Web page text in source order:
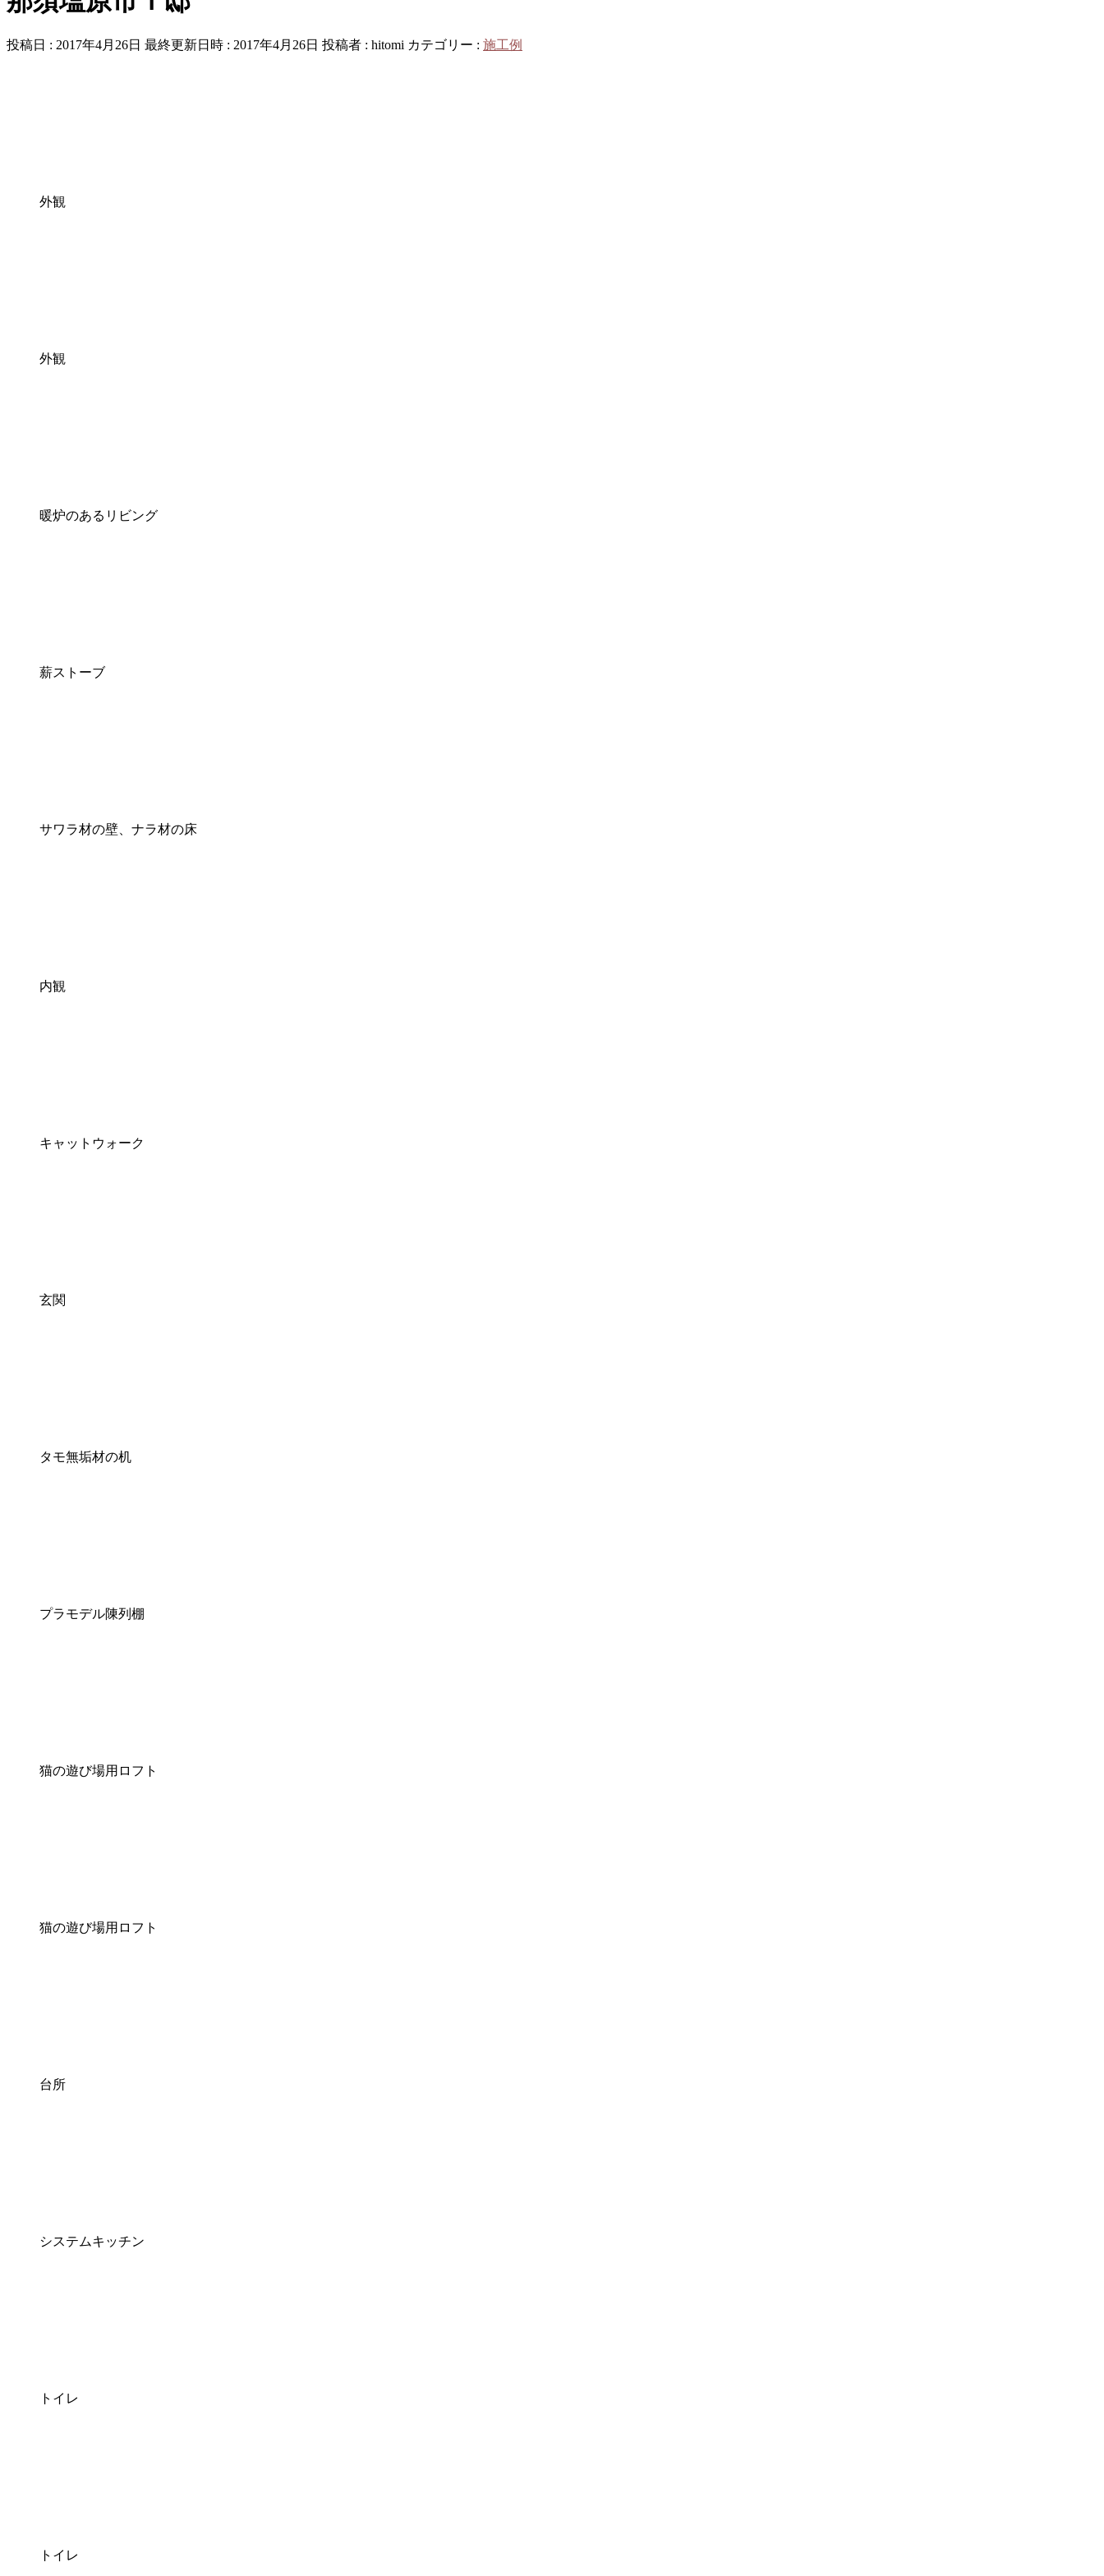
投稿日 : 2017年4月26日 最終更新日時 : 2017年4月26日 投稿者 : hitomi カテゴリー : 施工例
外観
外観
暖炉のあるリビング
薪ストーブ
サワラ材の壁、ナラ材の床
内観
キャットウォーク
玄関
タモ無垢材の机
プラモデル陳列棚
猫の遊び場用ロフト
猫の遊び場用ロフト
台所
システムキッチン
トイレ
トイレ